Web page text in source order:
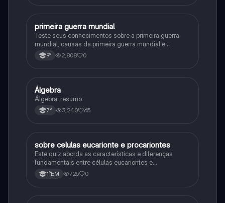
História
primeira guerra mundial
Teste seus conhecimentos sobre a primeira guerra
mundial, causas da primeira guerra mundial e
consequências da Primeira Guerra Mundial, fases da
primeira guerra mundial
9° 2,808 0
Matematica
Álgebra
Álgebra: resumo
7° 3,240 65
Biologia
sobre celulas eucarionte e procariontes
Este quiz aborda as características e diferenças
fundamentais entre células eucariontes e
procariontes.
1°EM 725 0